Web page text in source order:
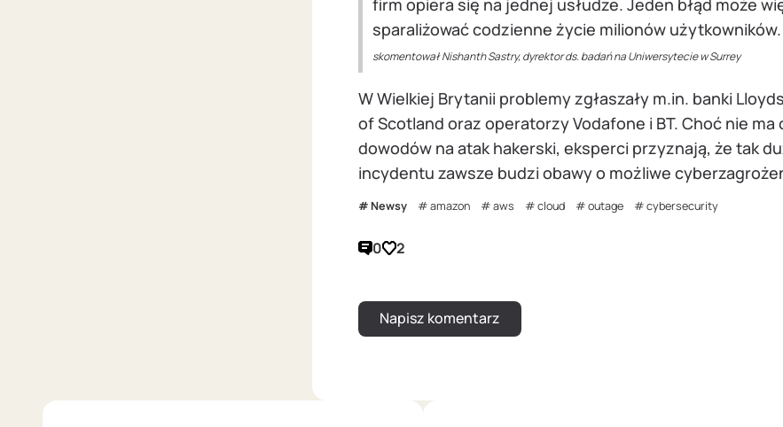
firm opiera się na jednej usłudze. Jeden błąd może
sparaliżować codzienne życie milionów użytkowników.
skomentował Nishanth Sastry, dyrektor ds. badań na Uniwersytecie w Surrey
W Wielkiej Brytanii problemy zgłaszały m.in. banki
of Scotland oraz operatorzy Vodafone i BT. Choć nie ma
dowodów na atak hakerski, eksperci przyznają, że tak
incydentu zawsze budzi obawy o możliwe
Newsy amazon aws cloud outage cybersecurity
0 2